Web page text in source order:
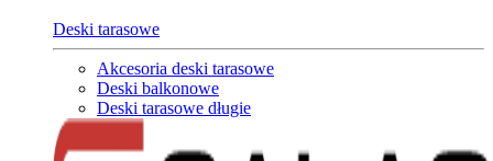
Deski tarasowe
Akcesoria deski tarasowe
Deski balkonowe
Deski tarasowe długie